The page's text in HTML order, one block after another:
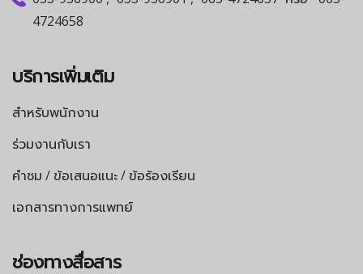
4724658
บริการเพิ่มเติม
สำหรับพนักงาน
ร่วมงานกับเรา
คำชม / ข้อเสนอแนะ / ข้อร้องเรียน
เอกสารทางการแพทย์
ช่องทางสื่อสาร